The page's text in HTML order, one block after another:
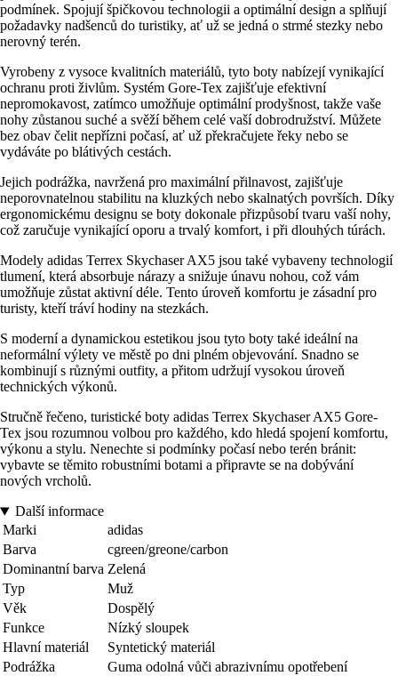
podmínek. Spojují špičkovou technologii a optimální design a splňují
požadavky nadšenců do turistiky, ať už se jedná o strmé stezky nebo
nerovný terén.
Vyrobeny z vysoce kvalitních materiálů, tyto boty nabízejí vynikající
ochranu proti živlům. Systém Gore-Tex zajišťuje efektivní
nepromokavost, zatímco umožňuje optimální prodyšnost, takže vaše
nohy zůstanou suché a svěží během celé vaší dobrodružství. Můžete
bez obav čelit nepřízni počasí, ať už překračujete řeky nebo se
vydáváte po blátivých cestách.
Jejich podrážka, navržená pro maximální přilnavost, zajišťuje
neporovnatelnou stabilitu na kluzkých nebo skalnatých površích. Díky
ergonomickému designu se boty dokonale přizpůsobí tvaru vaší nohy,
což zaručuje vynikající oporu a trvalý komfort, i při dlouhých túrách.
Modely adidas Terrex Skychaser AX5 jsou také vybaveny technologií
tlumení, která absorbuje nárazy a snižuje únavu nohou, což vám
umožňuje zůstat aktivní déle. Tento úroveň komfortu je zásadní pro
turisty, kteří tráví hodiny na stezkách.
S moderní a dynamickou estetikou jsou tyto boty také ideální na
neformální výlety ve městě po dni plném objevování. Snadno se
kombinují s různými outfity, a přitom udržují vysokou úroveň
technických výkonů.
Stručně řečeno, turistické boty adidas Terrex Skychaser AX5 Gore-
Tex jsou rozumnou volbou pro každého, kdo hledá spojení komfortu,
výkonu a stylu. Nenechte si podmínky počasí nebo terén bránit:
vybavte se těmito robustními botami a připravte se na dobývání
nových vrcholů.
Další informace
Marki
adidas
Barva
cgreen/greone/carbon
Dominantní barva Zelená
Typ
Muž
Věk
Dospělý
Funkce
Nízký sloupek
Hlavní materiál
Syntetický materiál
Podrážka
Guma odolná vůči abrazivnímu opotřebení